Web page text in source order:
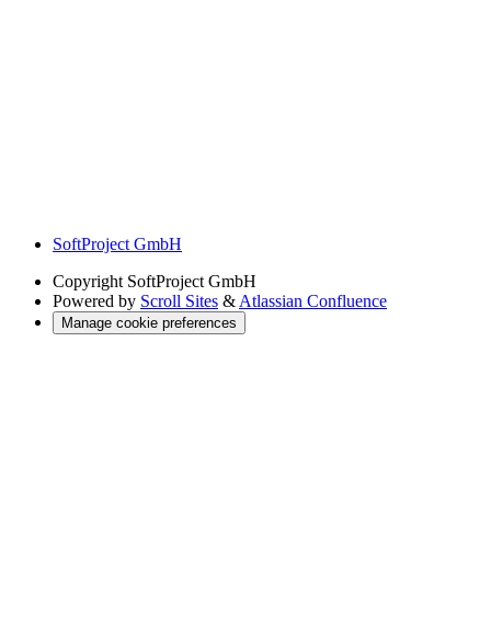
SoftProject GmbH
Copyright SoftProject GmbH
Powered by Scroll Sites & Atlassian Confluence
Manage cookie preferences